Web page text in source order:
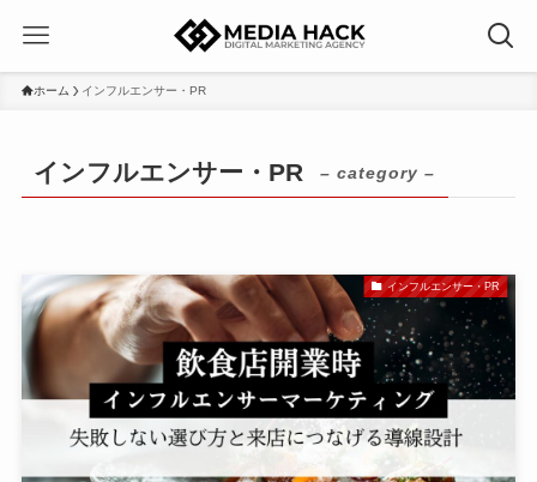
ホーム インフルエンサー・PR
インフルエンサー・PR – category –
インフルエンサー・PR